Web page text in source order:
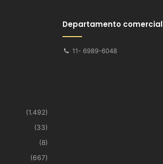
(1.492)
(33)
(8)
(667)
Departamento comercial
11- 6989-6048